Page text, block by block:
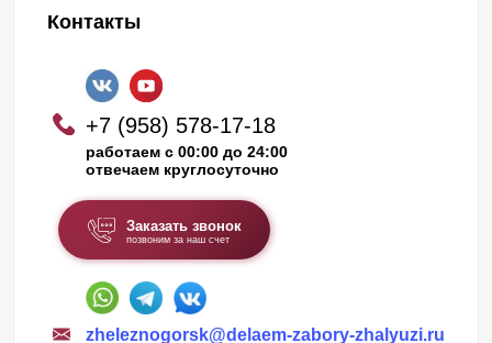
Контакты
+7 (958) 578-17-18
работаем с 00:00 до 24:00
отвечаем круглосуточно
Заказать звонок
позвоним за наш счет
zheleznogorsk@delaem-zabory-zhalyuzi.ru